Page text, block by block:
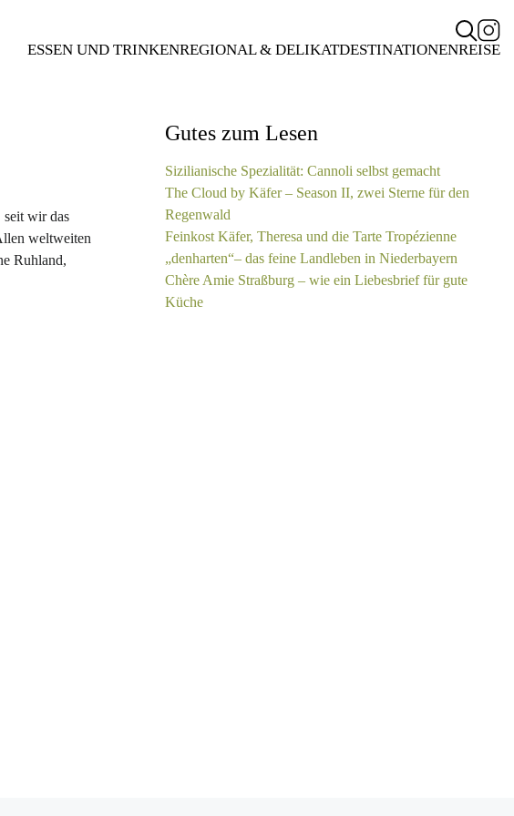
ESSEN UND TRINKENREGIONAL & DELIKATDESTINATIONENREISE
seit wir das
weltweiten
Ruhland,
Gutes zum Lesen
Sizilianische Spezialität: Cannoli selbst gemacht
The Cloud by Käfer – Season II, zwei Sterne für den
Regenwald
Feinkost Käfer, Theresa und die Tarte Tropézienne
„denharten“– das feine Landleben in Niederbayern
Chère Amie Straßburg – wie ein Liebesbrief für gute
Küche